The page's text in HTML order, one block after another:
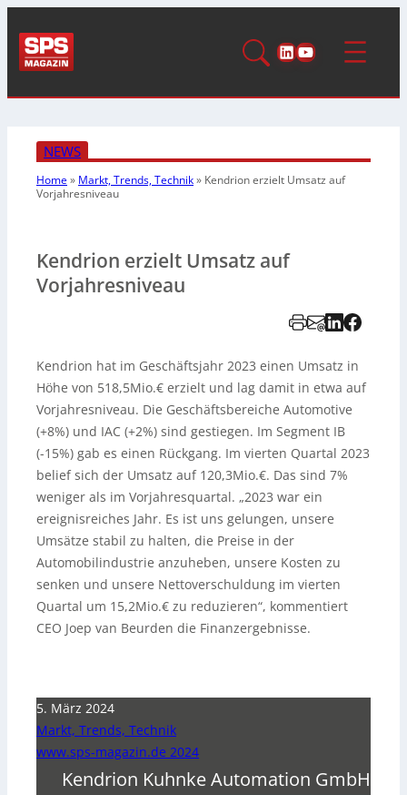
LinkedIn
YouTube
NEWS
Home» Markt, Trends, Technik» Kendrion erzielt Umsatz auf
Vorjahresniveau
Kendrion erzielt Umsatz auf
Vorjahresniveau
Kendrion hat im Geschäftsjahr 2023 einen Umsatz in
Höhe von 518,5Mio.€ erzielt und lag damit in etwa auf
Vorjahresniveau. Die Geschäftsbereiche Automotive
(+8%) und IAC (+2%) sind gestiegen. Im Segment IB
(-15%) gab es einen Rückgang. Im vierten Quartal 2023
belief sich der Umsatz auf 120,3Mio.€. Das sind 7%
weniger als im Vorjahresquartal. „2023 war ein
ereignisreiches Jahr. Es ist uns gelungen, unsere
Umsätze stabil zu halten, die Preise in der
Automobilindustrie anzuheben, unsere Kosten zu
senken und unsere Nettoverschuldung im vierten
Quartal um 15,2Mio.€ zu reduzieren“, kommentiert
CEO Joep van Beurden die Finanzergebnisse.
5. März 2024
Markt, Trends, Technik
www.sps-magazin.de 2024
Kendrion Kuhnke Automation GmbH